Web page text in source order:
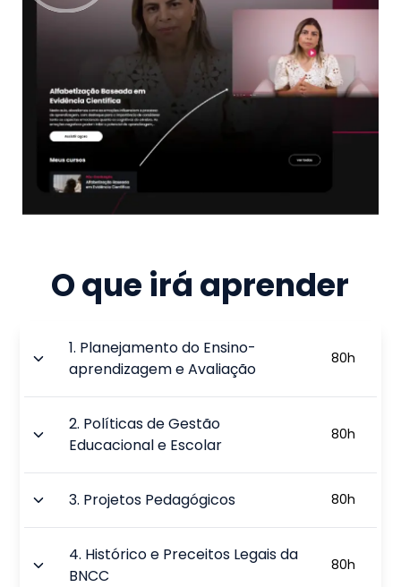
O que irá aprender
1. Planejamento do Ensino-
aprendizagem e Avaliação
80h
2. Políticas de Gestão
Educacional e Escolar
80h
3. Projetos Pedagógicos 80h
4. Histórico e Preceitos Legais da
BNCC
80h